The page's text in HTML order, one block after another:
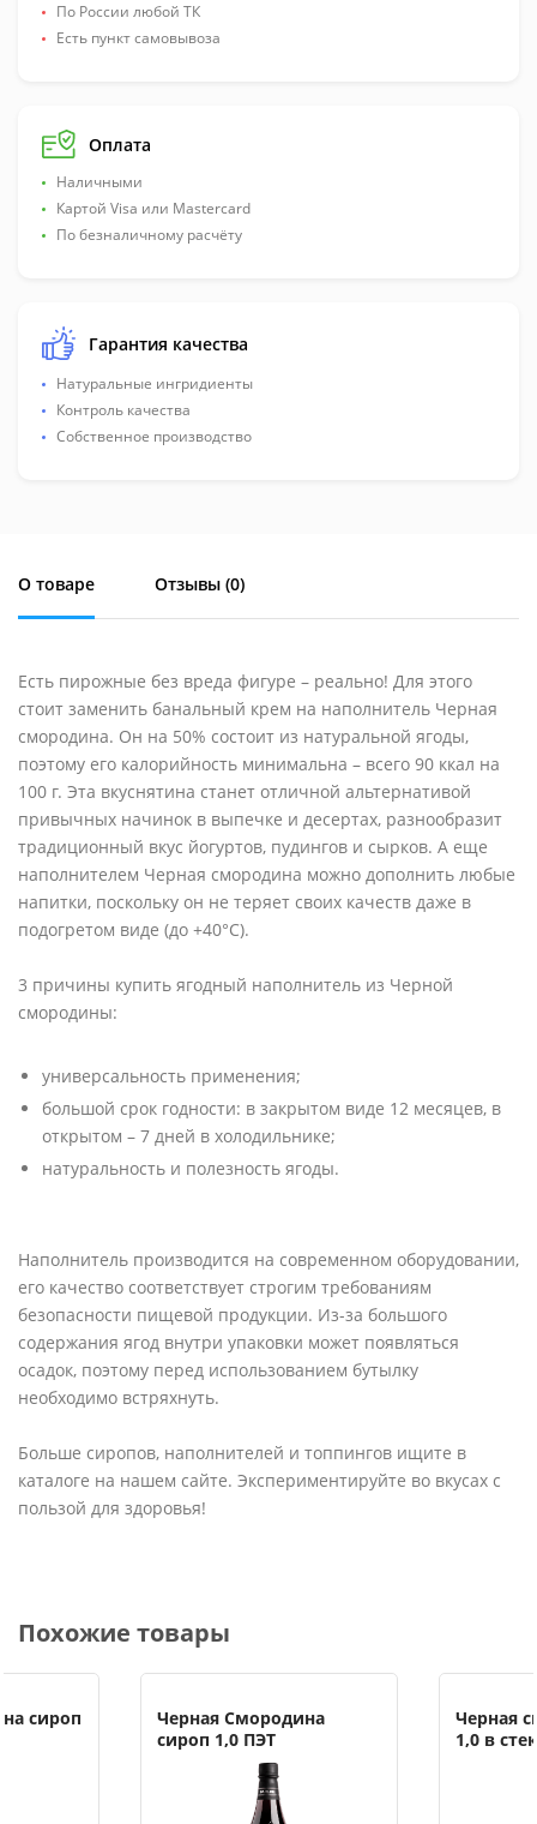
По России любой ТК
Есть пункт самовывоза
Оплата
Наличными
Картой Visa или Mastercard
По безналичному расчёту
Гарантия качества
Натуральные ингридиенты
Контроль качества
Собственное производство
О товаре Отзывы (0)
Есть пирожные без вреда фигуре – реально! Для этого
стоит заменить банальный крем на наполнитель Черная
смородина. Он на 50% состоит из натуральной ягоды,
поэтому его калорийность минимальна – всего 90 ккал на
100 г. Эта вкуснятина станет отличной альтернативой
привычных начинок в выпечке и десертах, разнообразит
традиционный вкус йогуртов, пудингов и сырков. А еще
наполнителем Черная смородина можно дополнить любые
напитки, поскольку он не теряет своих качеств даже в
подогретом виде (до +40°С).
3 причины купить ягодный наполнитель из Черной
смородины:
универсальность применения;
большой срок годности: в закрытом виде 12 месяцев, в
открытом – 7 дней в холодильнике;
натуральность и полезность ягоды.
Наполнитель производится на современном оборудовании,
его качество соответствует строгим требованиям
безопасности пищевой продукции. Из-за большого
содержания ягод внутри упаковки может появляться
осадок, поэтому перед использованием бутылку
необходимо встряхнуть.
Больше сиропов, наполнителей и топпингов ищите в
каталоге на нашем сайте. Экспериментируйте во вкусах с
пользой для здоровья!
Похожие товары
сироп
Черная Смородина
сироп 1,0 ПЭТ
Черная
1,0 в